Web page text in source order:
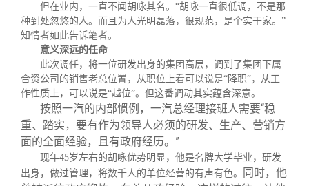
但在业内，一直不闻胡咏其名。“胡咏一直很低调，不是那
种到处忽悠的人。而且为人光明磊落，很规范，是个实干家。”
知情者如此告诉笔者。
意义深远的任命
此次调任，将一位研发出身的集团高层，调到了集团下属
合资公司的销售老总位置，从职位上看可以说是“降职”，从工
作性质上，可以说是“越位”。但这番调动其实蕴含深意。
按照一汽的内部惯例，一汽总经理接班人需要“稳
重、踏实，要有作为领导人必须的研发、生产、营销方
面的全面经验，且有政府经历。”
现年45岁左右的胡咏优势明显，他是名牌大学毕业，研发
出身，做过管理，将数千人的单位经营的有声有色。
同时，他